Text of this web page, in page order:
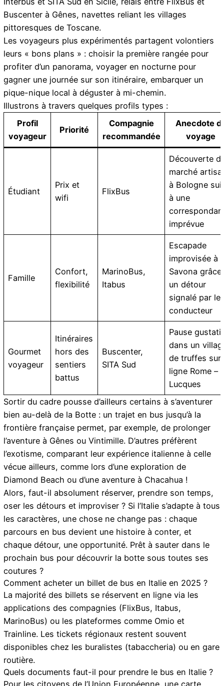
Buscenter à Gênes, navettes reliant les villages
pittoresques de Toscane.
Les voyageurs plus expérimentés partagent volontiers
leurs « bons plans » : choisir la première rangée pour
profiter d’un panorama, voyager en nocturne pour
gagner une journée sur son itinéraire, embarquer un
pique-nique local à déguster à mi-chemin.
Illustrons à travers quelques profils types :
Profil
voyageur
Priorité
Compagnie
recommandée
Anecdote
voyage
Étudiant
Prix et
wifi
FlixBus
Découverte
marché
à Bologne
à une
imprévue
Famille
Confort,
flexibilité
MarinoBus,
Itabus
Escapade
improvisée à
Savona grâce
un détour
signalé par le
conducteur
Gourmet
voyageur
Itinéraires
hors des
sentiers
battus
Buscenter,
SITA Sud
Pause
dans un
de truffes sur
ligne Rome –
Lucques
Sortir du cadre pousse d’ailleurs certains à s’aventurer
bien au-delà de la Botte : un trajet en bus jusqu’à la
frontière française permet, par exemple, de prolonger
l’aventure à Gênes ou Vintimille. D’autres préfèrent
l’exotisme, comparant leur expérience italienne à celle
vécue ailleurs, comme lors d’une exploration de
Diamond Beach ou d’une aventure à Chacahua !
Alors, faut-il absolument réserver, prendre son temps,
oser les détours et improviser ? Si l’Italie s’adapte à tous
les caractères, une chose ne change pas : chaque
parcours en bus devient une histoire à conter, et
chaque détour, une opportunité. Prêt à sauter dans le
prochain bus pour découvrir la botte sous toutes ses
coutures ?
Comment acheter un billet de bus en Italie en 2025 ?
La majorité des billets se réservent en ligne via les
applications des compagnies (FlixBus, Itabus,
MarinoBus) ou les plateformes comme Omio et
Trainline. Les tickets régionaux restent souvent
disponibles chez les buralistes (tabaccheria) ou en gare
routière.
Quels documents faut-il pour prendre le bus en Italie ?
Pour les citoyens de l’Union Européenne, une carte